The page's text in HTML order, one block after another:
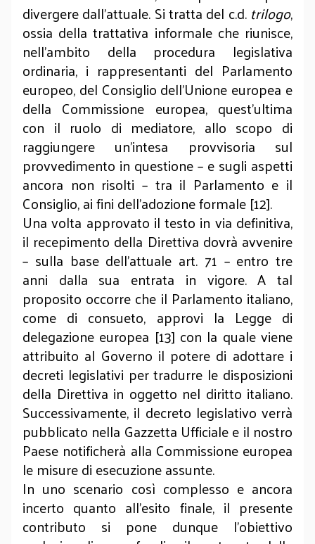
divergere dall’attuale. Si tratta del c.d.trilogo,
ossia della trattativa informale che riunisce,
nell’ambito della procedura legislativa
ordinaria, i rappresentanti del Parlamento
europeo, del Consiglio dell’Unione europea e
della Commissione europea, quest’ultima
con il ruolo di mediatore, allo scopo di
raggiungere un’intesa provvisoria sul
provvedimento in questione – e sugli aspetti
ancora non risolti – tra il Parlamento e il
Consiglio, ai fini dell’adozione formale [12].
Una volta approvato il testo in via definitiva,
il recepimento della Direttiva dovrà avvenire
– sulla base dell’attuale art. 71 – entro tre
anni dalla sua entrata in vigore. A tal
proposito occorre che il Parlamento italiano,
come di consueto, approvi la Legge di
delegazione europea [13] con la quale viene
attribuito al Governo il potere di adottare i
decreti legislativi per tradurre le disposizioni
della Direttiva in oggetto nel diritto italiano.
Successivamente, il decreto legislativo verrà
pubblicato nella Gazzetta Ufficiale e il nostro
Paese notificherà alla Commissione europea
le misure di esecuzione assunte.
In uno scenario così complesso e ancora
incerto quanto all’esito finale, il presente
contributo si pone dunque l’obiettivo